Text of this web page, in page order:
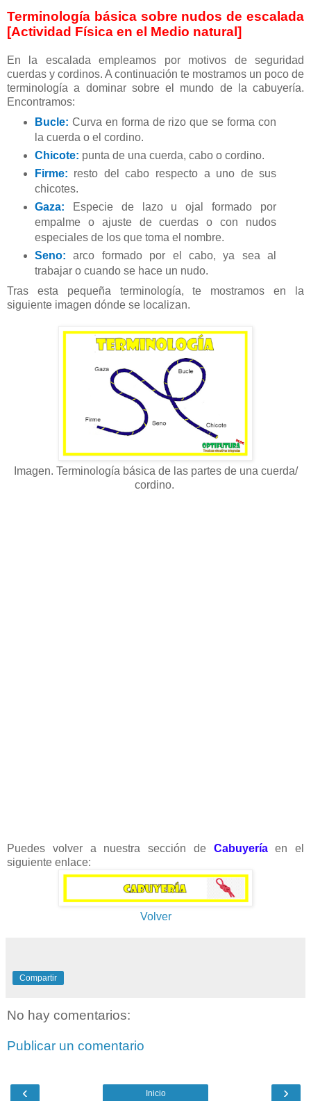
Terminología básica sobre nudos de escalada
[Actividad Física en el Medio natural]
En la escalada empleamos por motivos de seguridad
cuerdas y cordinos. A continuación te mostramos un poco de
terminología a dominar sobre el mundo de la cabuyería.
Encontramos:
Bucle: Curva en forma de rizo que se forma con
la cuerda o el cordino.
Chicote: punta de una cuerda, cabo o cordino.
Firme: resto del cabo respecto a uno de sus
chicotes.
Gaza:
Especie de lazo u ojal formado por
empalme o ajuste de cuerdas o con nudos
especiales de los que toma el nombre.
Seno:
arco formado por el cabo, ya sea al
trabajar o cuando se hace un nudo.
Tras esta pequeña terminología, te mostramos en la
siguiente imagen dónde se localizan.
Imagen. Terminología básica de las partes de una cuerda/
cordino.
Puedes volver a nuestra sección de Cabuyeríaen el
siguiente enlace:
Volver
Compartir
No hay comentarios:
Publicar un comentario
‹ ›
Inicio